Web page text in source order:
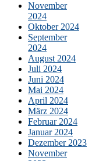
November
2024
Oktober 2024
September
2024
August 2024
Juli 2024
Juni 2024
Mai 2024
April 2024
März 2024
Februar 2024
Januar 2024
Dezember 2023
November